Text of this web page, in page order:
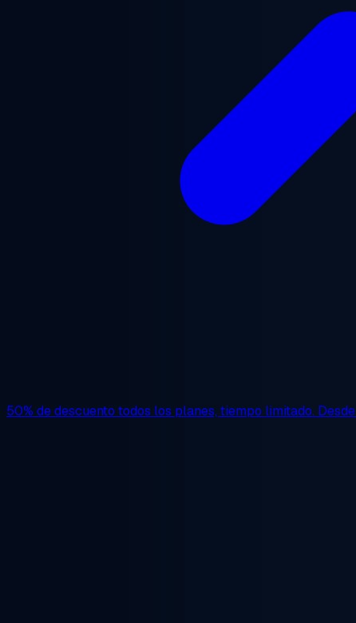
50% de descuento todos los planes, tiempo limitado. Desde